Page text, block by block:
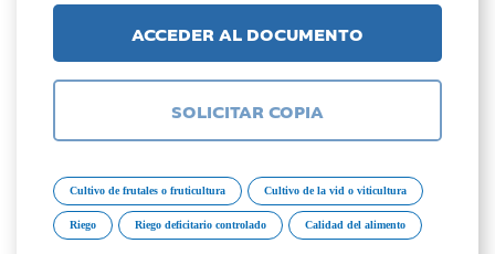
ACCEDER AL DOCUMENTO
SOLICITAR COPIA
Cultivo de frutales o fruticultura Cultivo de la vid o viticultura
Riego Riego deficitario controlado Calidad del alimento